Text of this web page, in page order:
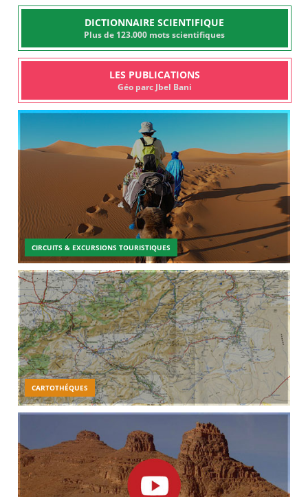
DICTIONNAIRE SCIENTIFIQUE
Plus de 123.000 mots scientifiques
LES PUBLICATIONS
Géo parc Jbel Bani
CIRCUITS & EXCURSIONS TOURISTIQUES
CARTOTHÉQUES